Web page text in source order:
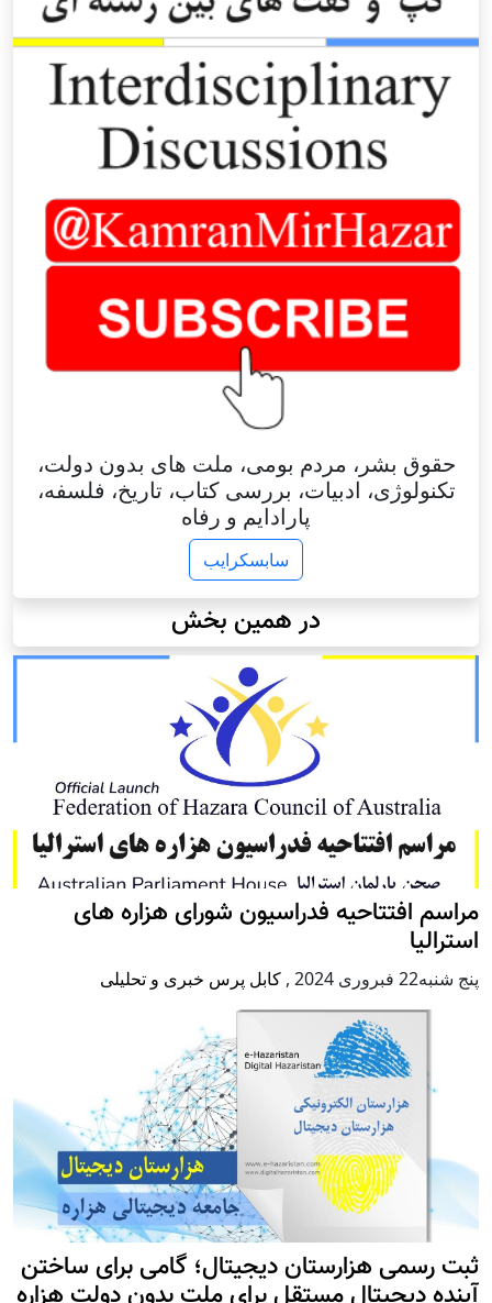
حقوق بشر، مردم بومی، ملت های بدون دولت،
تکنولوژی، ادبیات، بررسی کتاب، تاریخ، فلسفه،
پارادایم و رفاه
سابسکرایب
در همین بخش
مراسم افتتاحیه فدراسیون شورای هزاره های
استرالیا
پنج شنبه22 فبروری 2024 , کابل پرس خبری و تحلیلی
ثبت رسمی هزارستان دیجیتال؛ گامی برای ساختن